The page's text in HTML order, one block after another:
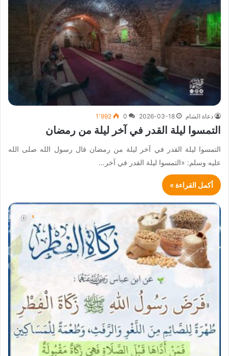
دعاة الشام 2026-03-18
0 1٬992
التمسوا ليلة القدر في آخر ليلة من رمضان
التمسوا ليلة القدر في آخر ليلة من رمضان قال رسول الله صلى الله
عليه وسلم: «التمسوا ليلة القدر في آخر…
أكمل القراءة »